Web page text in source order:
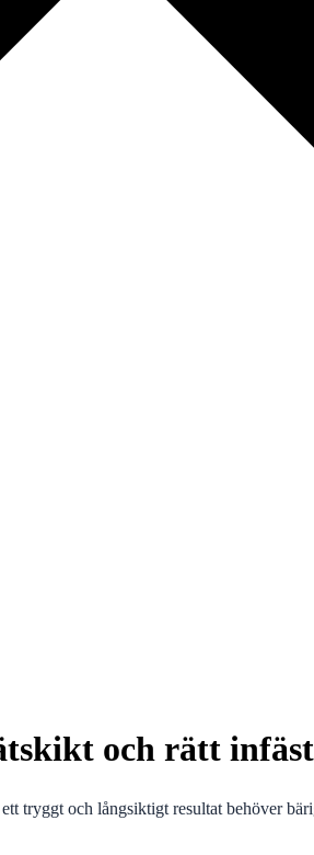
och rätt
tryggt och långsiktigt resultat behöver